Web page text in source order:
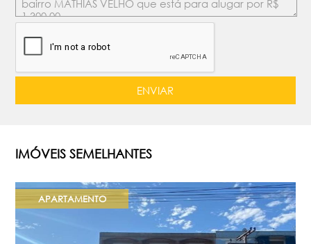
IMÓVEIS SEMELHANTES
APARTAMENTO